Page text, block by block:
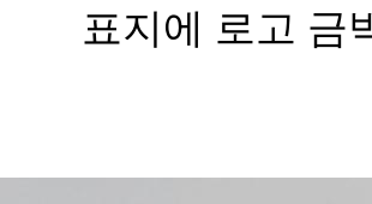
표지에 로고 금